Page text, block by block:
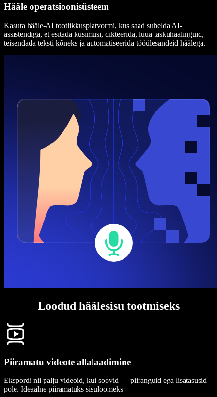
Hääle operatsioonisüsteem
Kasuta hääle-AI tootlikkusplatvormi, kus saad suhelda AI-
assistendiga, et esitada küsimusi, dikteerida, luua taskuhäälinguid,
teisendada teksti kõneks ja automatiseerida tööülesandeid häälega.
Loodud häälesisu tootmiseks
Piiramatu videote allalaadimine
Ekspordi nii palju videoid, kui soovid — piiranguid ega lisatasusid
pole. Ideaalne piiramatuks sisuloomeks.